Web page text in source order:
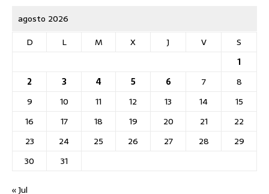
agosto 2026
D
L M X J V
S
1
2
3 4 5 6 7
8
9
10 11 12 13 14
15
16
17 18 19 20 21
22
23
24 25 26 27 28
29
30
31
« Jul